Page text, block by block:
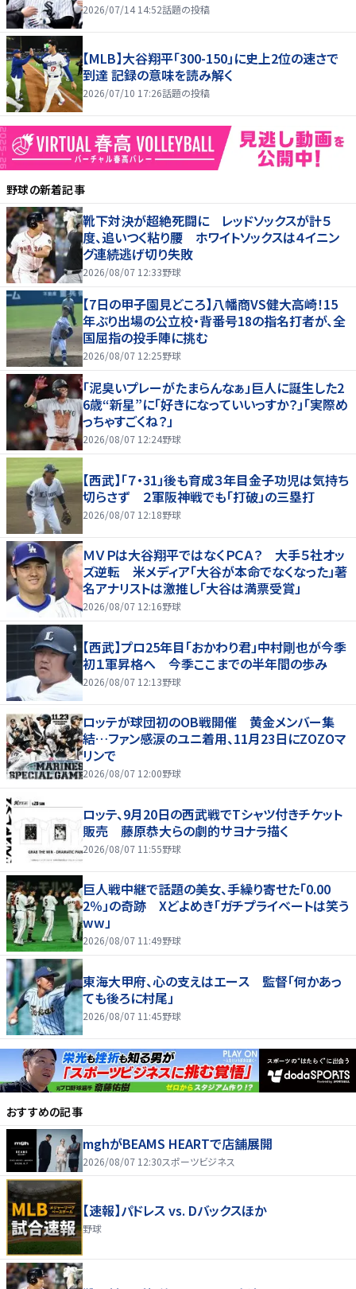
2026/07/14 14:52話題の投稿
【MLB】大谷翔平「300-150」に史上2位の速さで
到達 記録の意味を読み解く
2026/07/10 17:26話題の投稿
野球の新着記事
靴下対決が超絶死闘に レッドソックスが計５
度、追いつく粘り腰 ホワイトソックスは４イニン
グ連続逃げ切り失敗
2026/08/07 12:33野球
【7日の甲子園見どころ】八幡商VS健大高崎！15
年ぶり出場の公立校・背番号18の指名打者が、全
国屈指の投手陣に挑む
2026/08/07 12:25野球
「泥臭いプレーがたまらんなぁ」巨人に誕生した2
6歳“新星”に「好きになっていいっすか？」「実際め
っちゃすごくね？」
2026/08/07 12:24野球
【西武】「７・31」後も育成３年目金子功児は気持ち
切らさず ２軍阪神戦でも「打破」の三塁打
2026/08/07 12:18野球
ＭＶＰは大谷翔平ではなくＰＣＡ？ 大手５社オッ
ズ逆転 米メディア「大谷が本命でなくなった」著
名アナリストは激推し「大谷は満票受賞」
2026/08/07 12:16野球
【西武】プロ25年目「おかわり君」中村剛也が今季
初１軍昇格へ 今季ここまでの半年間の歩み
2026/08/07 12:13野球
ロッテが球団初のOB戦開催 黄金メンバー集
結…ファン感涙のユニ着用、11月23日にZOZOマ
リンで
2026/08/07 12:00野球
ロッテ、9月20日の西武戦でTシャツ付きチケット
販売 藤原恭大らの劇的サヨナラ描く
2026/08/07 11:55野球
巨人戦中継で話題の美女、手繰り寄せた「0.00
2％」の奇跡 Xどよめき「ガチプライベートは笑う
ww」
2026/08/07 11:49野球
東海大甲府、心の支えはエース 監督「何かあっ
ても後ろに村尾」
2026/08/07 11:45野球
おすすめの記事
mghがBEAMS HEARTで店舗展開
2026/08/07 12:30スポーツビジネス
【速報】パドレス vs. Dバックスほか
野球